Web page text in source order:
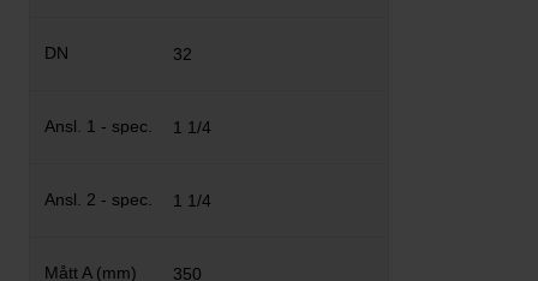
32
1 1/4
1 1/4
350